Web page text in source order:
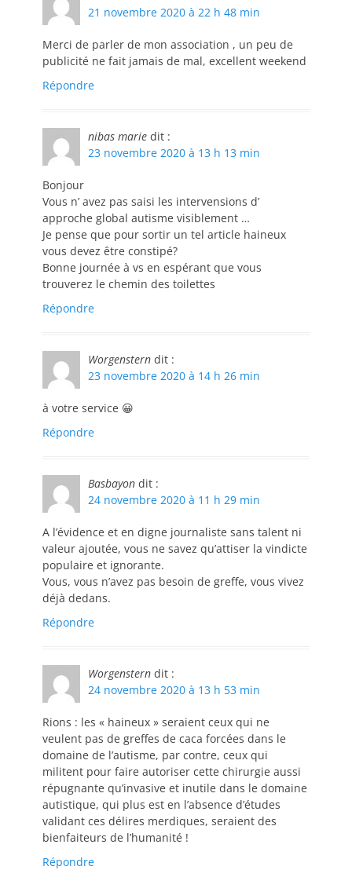
21 novembre 2020 à 22 h 48 min
Merci de parler de mon association , un peu de
publicité ne fait jamais de mal, excellent weekend
Répondre
nibas marie dit :
23 novembre 2020 à 13 h 13 min
Bonjour
Vous n’ avez pas saisi les intervensions d’
approche global autisme visiblement …
Je pense que pour sortir un tel article haineux
vous devez être constipé?
Bonne journée à vs en espérant que vous
trouverez le chemin des toilettes
Répondre
Worgenstern dit :
23 novembre 2020 à 14 h 26 min
à votre service 😀
Répondre
Basbayon dit :
24 novembre 2020 à 11 h 29 min
A l’évidence et en digne journaliste sans talent ni
valeur ajoutée, vous ne savez qu’attiser la vindicte
populaire et ignorante.
Vous, vous n’avez pas besoin de greffe, vous vivez
déjà dedans.
Répondre
Worgenstern dit :
24 novembre 2020 à 13 h 53 min
Rions : les « haineux » seraient ceux qui ne
veulent pas de greffes de caca forcées dans le
domaine de l’autisme, par contre, ceux qui
militent pour faire autoriser cette chirurgie aussi
répugnante qu’invasive et inutile dans le domaine
autistique, qui plus est en l’absence d’études
validant ces délires merdiques, seraient des
bienfaiteurs de l’humanité !
Répondre